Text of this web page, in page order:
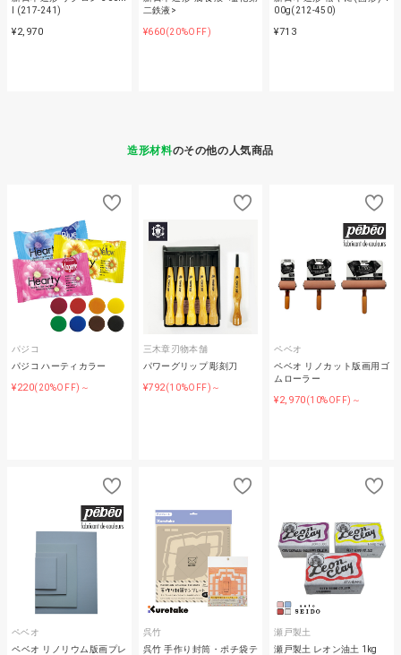
l (217-241)
¥2,970
二鉄液>
¥660(20%OFF)
00g(212-450)
¥713
造形材料のその他の人気商品
パジコ
パジコ ハーティカラー
¥220(20%OFF)～
三木章刃物本舗
パワーグリップ 彫刻刀
¥792(10%OFF)～
ペベオ
ペベオ リノカット版画用ゴ
ムローラー
¥2,970(10%OFF)～
ペベオ
ペベオ リノリウム版画プレ
呉竹
呉竹 手作り封筒・ポチ袋テ
瀬戸製土
瀬戸製土 レオン油土 1kg